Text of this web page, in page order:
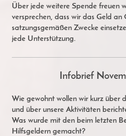
Über jede weitere Spende freuen
versprechen, dass wir das Geld
satzungsgemäßen Zwecke
jede Unterstützung.
Infobrief
Wie gewohnt wollen wir kurz über
und über unsere Aktivitäten
Was wurde mit den beim letzten
Hilfsgeldern gemacht?